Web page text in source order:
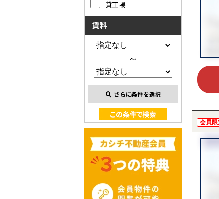
会員限
貸工場
賃料
～
さらに条件を選択